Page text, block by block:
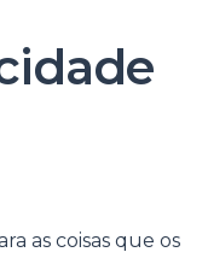
as coisas que os